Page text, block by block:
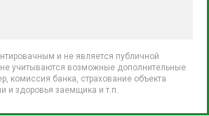
и не является публичной
не учитываются возможные дополнительные
комиссия банка, страхование объекта
и здоровья заемщика и т.п.